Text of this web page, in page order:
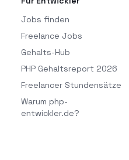
Jobs finden
Freelance Jobs
Gehalts-Hub
PHP Gehaltsreport 2026
Freelancer Stundensätze
Warum php-
entwickler.de?